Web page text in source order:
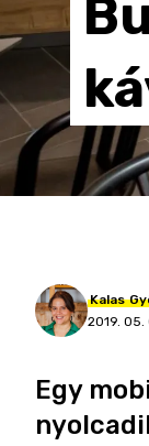
Kalas
2019. 05.
Egy